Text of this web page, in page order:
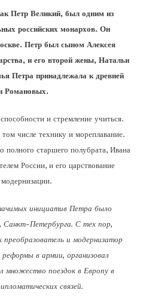
Петр Великий, был одним из
российских монархов. Он
Петр был сыном Алексея
и его второй жены, Натальи
Петра принадлежала к древней
Романовых.
и стремление учиться.
числе технику и мореплавание.
полного старшего полубрата, Ивана
России, и его царствование
инициатив Петра было
Санкт-Петербурга. С тех пор,
и модернизатор
в армии, организовал
множество поездок в Европу в
связей.